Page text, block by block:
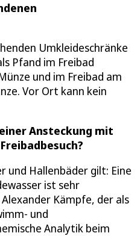
Umkleideschränke
Pfand im Freibad
und im Freibad am
Vor Ort kann kein
Ansteckung mit
und Hallenbäder gilt: Eine
ist sehr
Kämpfe, der als
und
Analytik beim